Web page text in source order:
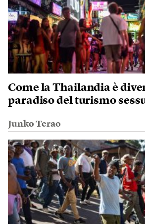
Come la Thailandia è
paradiso del turismo
Junko Terao